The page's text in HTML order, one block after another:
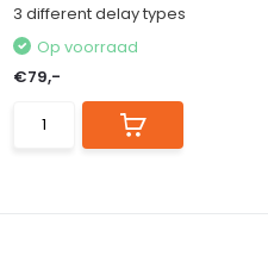
3 different delay types
Op voorraad
€79,-